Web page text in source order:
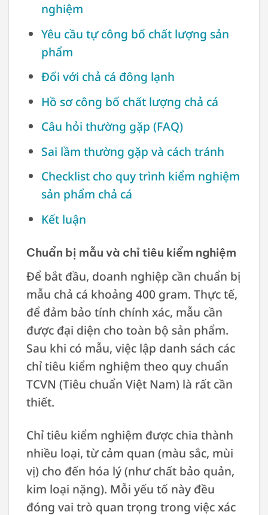
nghiệm
Yêu cầu tự công bố chất lượng sản
phẩm
Đối với chả cá đông lạnh
Hồ sơ công bố chất lượng chả cá
Câu hỏi thường gặp (FAQ)
Sai lầm thường gặp và cách tránh
Checklist cho quy trình kiểm nghiệm
sản phẩm chả cá
Kết luận
Chuẩn bị mẫu và chỉ tiêu kiểm nghiệm
Để bắt đầu, doanh nghiệp cần chuẩn bị
mẫu chả cá khoảng 400 gram. Thực tế,
để đảm bảo tính chính xác, mẫu cần
được đại diện cho toàn bộ sản phẩm.
Sau khi có mẫu, việc lập danh sách các
chỉ tiêu kiểm nghiệm theo quy chuẩn
TCVN (Tiêu chuẩn Việt Nam) là rất cần
thiết.
Chỉ tiêu kiểm nghiệm được chia thành
nhiều loại, từ cảm quan (màu sắc, mùi
vị) cho đến hóa lý (như chất bảo quản,
kim loại nặng). Mỗi yếu tố này đều
đóng vai trò quan trọng trong việc xác